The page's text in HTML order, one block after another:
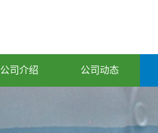
公司介绍 公司动态